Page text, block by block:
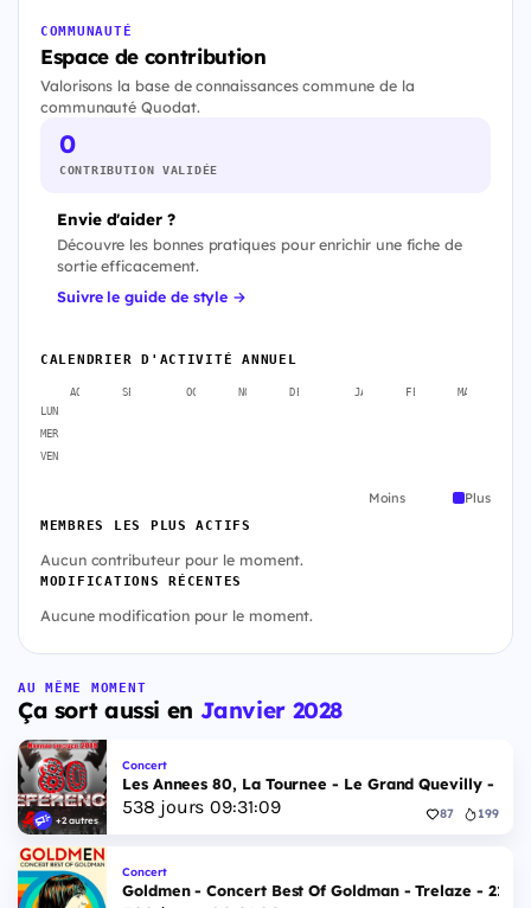
COMMUNAUTÉ
Espace de contribution
Valorisons la base de connaissances commune de la
communauté Quodat.
0
CONTRIBUTION VALIDÉE
Envie d'aider ?
Découvre les bonnes pratiques pour enrichir une fiche de
sortie efficacement.
Suivre le guide de style →
CALENDRIER D'ACTIVITÉ ANNUEL
AOÛT SEPT. OCT. NOV. DÉC. JANV. FÉVR. MARS
LUN
MER
VEN
Moins Plus
MEMBRES LES PLUS ACTIFS
Aucun contributeur pour le moment.
MODIFICATIONS RÉCENTES
Aucune modification pour le moment.
AU MÊME MOMENT
Ça sort aussi en Janvier 2028
+2 autres
Concert
Les Annees 80, La Tournee - Le Grand Quevilly - 29
538 jours 09:31:08 87 199
Concert
Goldmen - Concert Best Of Goldman - Trelaze - 21